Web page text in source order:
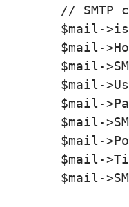
// SMTP
$mail-
$mail-
$mail-
$mail-
$mail-
$mail-
$mail-
$mail-
$mail-